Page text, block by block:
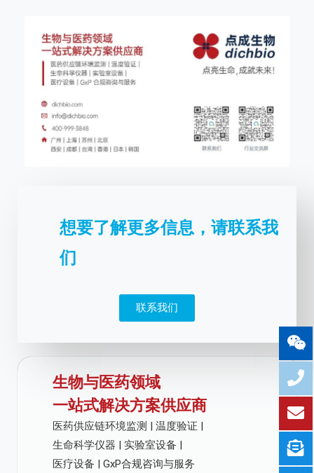
想要了解更多信息，请联系我
们
联系我们
生物与医药领域
一站式解决方案供应商
医药供应链环境监测 | 温度验证 |
生命科学仪器 | 实验室设备 |
医疗设备 | GxP合规咨询与服务